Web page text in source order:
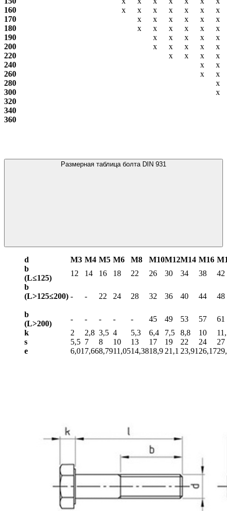
160
х х х х х х
х
170
х х х х х
х
180
х х х х х
х
190
х х х х
х
200
х х х х
х
220
х х х
х
240
х
х
260
х
х
280
х
300
х
320
340
360
Размерная таблица болта DIN 931
d М3 М4 М5 М6 М8 М10М12М14 М16
b
(L≤125)
12 14 16 18 22 26 30 34 38
42
b
(L>125≤200) - - 22 24 28 32 36 40 44 48
b
(L>200)
- - - - - 45 49 53 57
61
k
2 2,8 3,5 4 5,3 6,4 7,5 8,8 10
s
5,5 7 8 10 13 17 19 22 24
27
e
6,01 7,668,7911,0514,3818,9 21,1 23,91 26,17